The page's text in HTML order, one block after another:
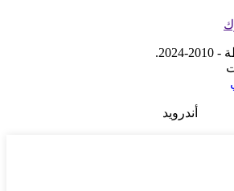
أندرويد